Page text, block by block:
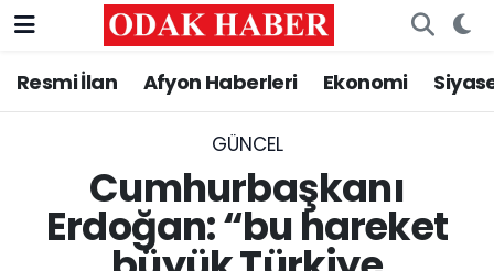
Resmi İlan Afyon Haberleri Ekonomi
GÜNCEL
Cumhurbaşkanı
Erdoğan: “bu hareket
AFYONKARAHİSAR HABERLERİ
ASAYİŞ
GÜNCEL
Nöbetçi Eczaneler
Trafik Durumu
Süper Lig Puan Durumu ve Fikstür